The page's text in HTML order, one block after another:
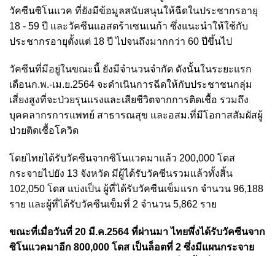
วัคซีนซิโนแวค ที่ยังมีข้อมูลสนับสนุนให้ฉีดในประชากรอายุ
18 - 59 ปี และวัคซีนแอสตร้าเซนเนก้า ซึ่งแนะนำให้ใช้กับ
ประชากรอายุตั้งแต่ 18 ปี ไปจนถึงมากกว่า 60 ปีขึ้นไป
วัคซีนที่มีอยู่ในขณะนี้ ยังมีจำนวนจำกัด ดังนั้นในระยะแรก
เดือนก.พ.-เม.ย.2564 จะดำเนินการฉีดให้กับประชาชนกลุ่ม
เสี่ยงสูงที่จะป่วยรุนแรงและเสียชีวิตจากการติดเชื้อ รวมถึง
บุคคลากรการแพทย์ สาธารณสุข และอสม.ที่มีโอกาสสัมผัสผู้
ป่วยติดเชื้อโควิด
โดยไทยได้รับวัคซีนจากซิโนแวคมาแล้ว 200,000 โดส
กระจายไปยัง 13 จังหวัด มีผู้ได้รับวัคซีนรวมแล้วทั้งสิ้น
102,050 โดส แบ่งเป็น ผู้ที่ได้รับวัคซีนเข็มแรก จำนวน 96,188
ราย และผู้ที่ได้รับวัคซีนเข็มที่ 2 จำนวน 5,862 ราย
ขณะที่เมื่อวันที่ 20 มี.ค.2564 ที่ผ่านมา ไทยพึ่งได้รับวัคซีนจาก
ซิโนแวคมาอีก 800,000 โดส เป็นล็อตที่ 2 ซึ่งมีแผนกระจาย